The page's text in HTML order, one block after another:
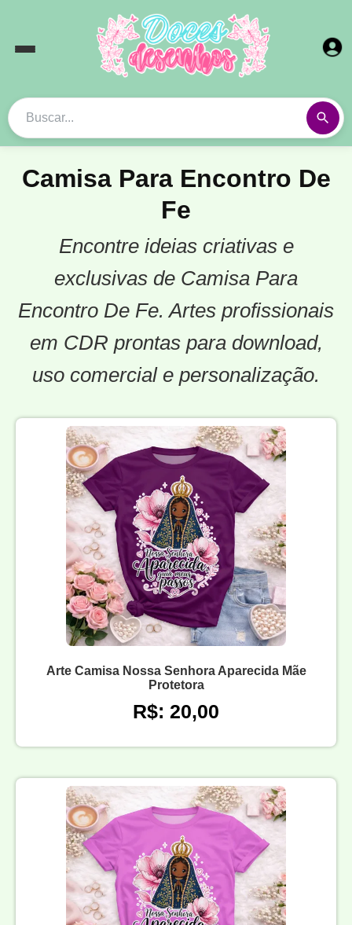
Camisa Para Encontro De
Fe
Encontre ideias criativas e
exclusivas de Camisa Para
Encontro De Fe. Artes profissionais
em CDR prontas para download,
uso comercial e personalização.
Arte Camisa Nossa Senhora Aparecida Mãe
Protetora
R$: 20,00